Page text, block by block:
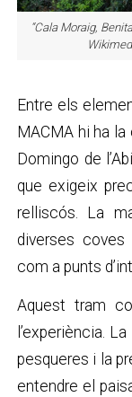
“Cala Moraig,
Entre els
MACMA hi ha
Domingo de
que exigeix
relliscós. La
diverses coves
com a punts
Aquest tram
l’experiència.
pesqueres i la
entendre el